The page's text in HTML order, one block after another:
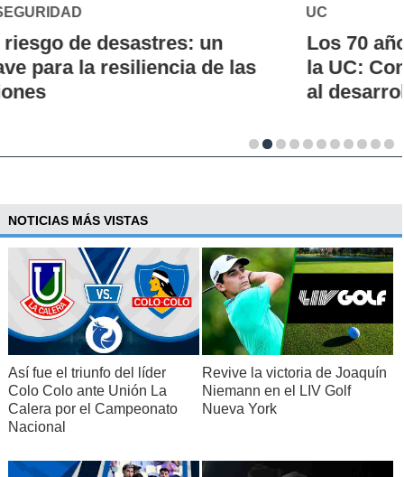
UC
Los 70 años de la Carrera de Química de
la UC: Conoce su historia, hitos y aporte
al desarrollo científico del país
NOTICIAS MÁS VISTAS
Así fue el triunfo del líder
Colo Colo ante Unión La
Calera por el Campeonato
Nacional
Revive la victoria de Joaquín
Niemann en el LIV Golf
Nueva York